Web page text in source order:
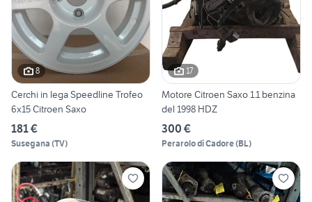
8
Cerchi in lega Speedline Trofeo
6x15 Citroen Saxo
181 €
Susegana (TV)
17
Motore Citroen Saxo 1.1 benzina
del 1998 HDZ
300 €
Perarolo di Cadore(BL)